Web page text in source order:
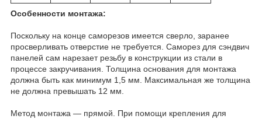
Особенности монтажа:
Поскольку на конце самopeзов имеется сверло, заранее
просверливать отверстие не требуется. Саморез для сэндвич
панелей сам нарезает резьбу в конструкции из стали в
процессе закручивания. Толщина основания для монтажа
должна быть как минимум 1,5 мм. Максимальная же толщина
не должна превышать 12 мм.
Метод монтажа ― прямой. При помощи крепления для